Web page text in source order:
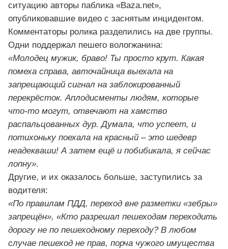
ситуацию авторы паблика «Baza.net»,
опубликовавшие видео с заснятым инцидентом.
Комментаторы ролика разделились на две группы.
Одни поддержал пешего вологжанина:
«Молодец мужик, браво! Ты просто крут. Какая
помеха справа, авточайница выехала на
запрещающий сигнал на заблокированный
перекрёсток. Аплодисменты людям, которые
что-то могут, отвечают на хамство
распальцованных дур. Думала, что успеет, и
потихоньку поехала на красный – это шедевр
неадекваши! А затем ещё и побибикала, я сейчас
лопну».
Другие, и их оказалось больше, заступились за
водителя:
«По правилам ПДД, переход вне разметки «зебры»
запрещён», «Кто разрешал пешеходам переходить
дорогу не по пешеходному переходу? В любом
случае пешеход не прав, порча чужого имущества